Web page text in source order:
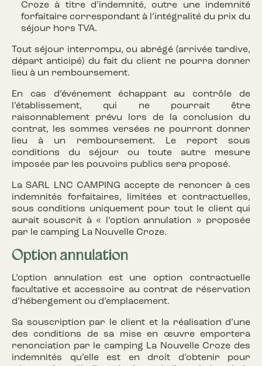
Croze à titre d’indemnité, outre une indemnité
forfaitaire correspondant à l’intégralité du prix du
séjour hors TVA.
Tout séjour interrompu, ou abrégé (arrivée tardive,
départ anticipé) du fait du client ne pourra donner
lieu à un remboursement.
En cas d’événement échappant au contrôle de
l’établissement, qui ne pourrait être
raisonnablement prévu lors de la conclusion du
contrat, les sommes versées ne pourront donner
lieu à un remboursement. Le report sous
conditions du séjour ou toute autre mesure
imposée par les pouvoirs publics sera proposé.
La SARL LNC CAMPING accepte de renoncer à ces
indemnités forfaitaires, limitées et contractuelles,
sous conditions uniquement pour tout le client qui
aurait souscrit à « l’option annulation » proposée
par le camping La Nouvelle Croze.
Option annulation
L’option annulation est une option contractuelle
facultative et accessoire au contrat de réservation
d’hébergement ou d’emplacement.
Sa souscription par le client et la réalisation d’une
des conditions de sa mise en œuvre emportera
renonciation par le camping La Nouvelle Croze des
indemnités qu’elle est en droit d’obtenir pour